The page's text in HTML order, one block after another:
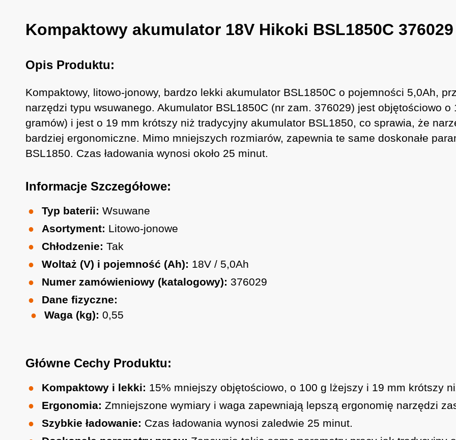
Kompaktowy akumulator 18V Hikoki BSL1850C 376029
Opis Produktu:
Kompaktowy, litowo-jonowy, bardzo lekki akumulator BSL1850C o pojemności 5,0Ah,
narzędzi typu wsuwanego. Akumulator BSL1850C (nr zam. 376029) jest objętościowo
gramów) i jest o 19 mm krótszy niż tradycyjny akumulator BSL1850, co sprawia, że
bardziej ergonomiczne. Mimo mniejszych rozmiarów, zapewnia te same doskonałe
BSL1850. Czas ładowania wynosi około 25 minut.
Informacje Szczegółowe:
Typ baterii: Wsuwane
Asortyment: Litowo-jonowe
Chłodzenie: Tak
Woltaż (V) i pojemność (Ah): 18V / 5,0Ah
Numer zamówieniowy (katalogowy): 376029
Dane fizyczne:
Waga (kg): 0,55
Główne Cechy Produktu:
Kompaktowy i lekki: 15% mniejszy objętościowo, o 100 g lżejszy i 19 mm krótszy
Ergonomia: Zmniejszone wymiary i waga zapewniają lepszą ergonomię narzędzi
Szybkie ładowanie: Czas ładowania wynosi zaledwie 25 minut.